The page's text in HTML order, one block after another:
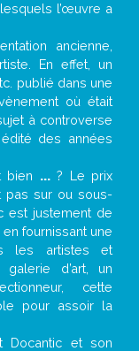
l’œuvre a
ancienne,
En effet, un
publié dans une
où était
à controverse
des années
bien ...? Le prix
pas sur ou sous-
est justement de
fournissant une
les artistes et
d’art, un
cette
pour assoir la
Docantic et son